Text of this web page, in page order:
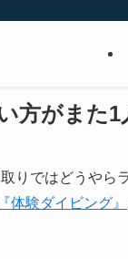
方がまた1
りではどうやら
『体験ダイビング』